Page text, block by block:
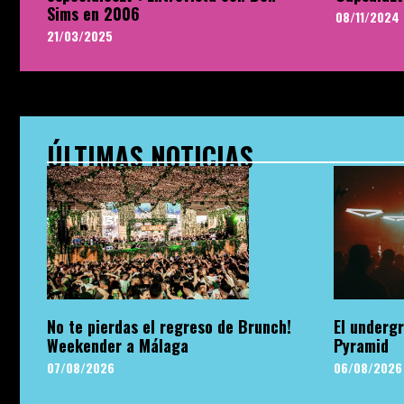
Sims en 2006
21/03/2025
08/11/2024
ÚLTIMAS NOTICIAS
No te pierdas el regreso de Brunch!
Weekender a Málaga
07/08/2026
El
Pyramid
06/08/2026